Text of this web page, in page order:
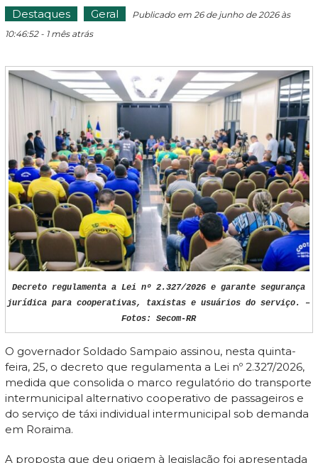
Destaques Geral
Publicado em 26 de junho de 2026 às
10:46:52 - 1 mês atrás
Decreto regulamenta a Lei nº 2.327/2026 e garante segurança
jurídica para cooperativas, taxistas e usuários do serviço. –
Fotos: Secom-RR
O governador Soldado Sampaio assinou, nesta quinta-
feira, 25, o decreto que regulamenta a Lei nº 2.327/2026,
medida que consolida o marco regulatório do transporte
intermunicipal alternativo cooperativo de passageiros e
do serviço de táxi individual intermunicipal sob demanda
em Roraima.
A proposta que deu origem à legislação foi apresentada